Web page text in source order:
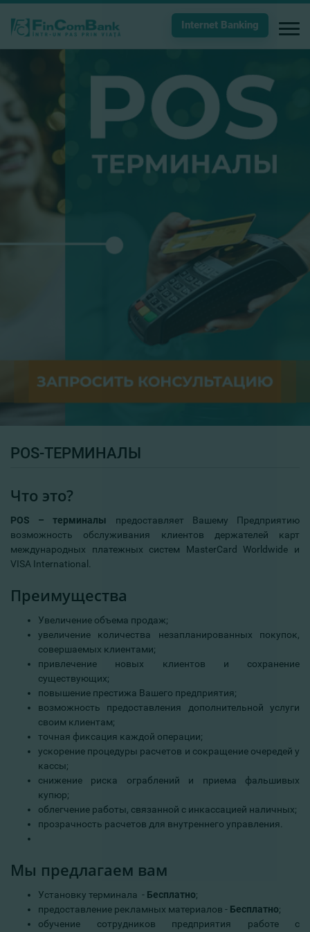
Internet Banking
POS-ТЕРМИНАЛЫ
Что это?
POS – терминалы предоставляет Вашему Предприятию
возможность обслуживания клиентов держателей карт
международных платежных систем MasterCard Worldwide и
VISA International.
Преимущества
Увеличение объема продаж;
увеличение количества незапланированных покупок,
совершаемых клиентами;
привлечение новых клиентов и сохранение
существующих;
повышение престижа Вашего предприятия;
возможность предоставления дополнительной услуги
своим клиентам;
точная фиксация каждой операции;
ускорение процедуры расчетов и сокращение очередей у
кассы;
снижение риска ограблений и приема фальшивых
купюр;
облегчение работы, связанной с инкассацией наличных;
прозрачность расчетов для внутреннего управления.
Мы предлагаем вам
Установку терминала - Бесплатно;
предоставление рекламных материалов - Бесплатно;
обучение сотрудников предприятия работе с